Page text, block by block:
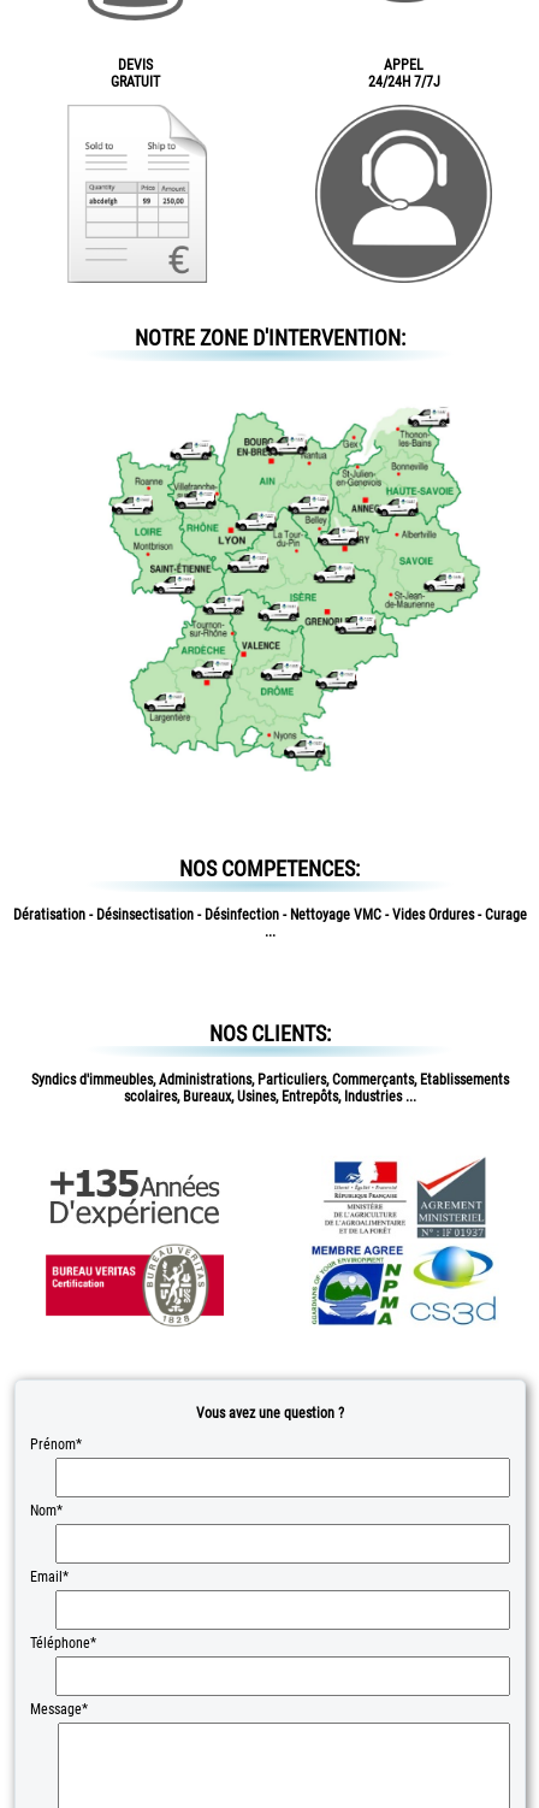
DEVIS
GRATUIT
APPEL
24/24H 7/7J
NOTRE ZONE D'INTERVENTION:
NOS COMPETENCES:
Dératisation - Désinsectisation - Désinfection - Nettoyage VMC - Vides Ordures - Curage
...
NOS CLIENTS:
Syndics d'immeubles, Administrations, Particuliers, Commerçants, Etablissements
scolaires, Bureaux, Usines, Entrepôts, Industries ...
Vous avez une question ?
Prénom*
Nom*
Email*
Téléphone*
Message*